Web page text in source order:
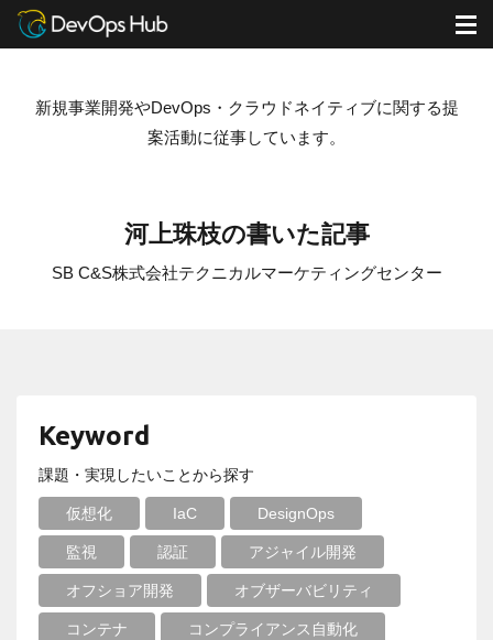
DevOps Hub ブログ 河上珠枝の書いた記事
河上珠枝の書いた記事
SB C&S株式会社テクニカルマーケティングセンター
新規事業開発やDevOps・クラウドネイティブに関する提
案活動に従事しています。
Keyword
課題・実現したいことから探す
仮想化 IaC DesignOps
監視 認証 アジャイル開発
オフショア開発 オブザーバビリティ
コンテナ コンプライアンス自動化